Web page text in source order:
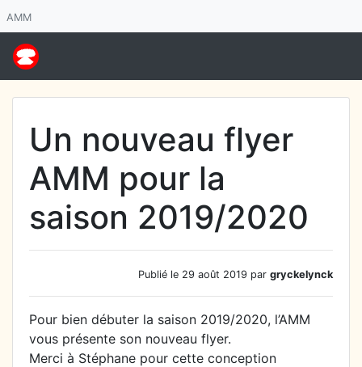
AMM
Un nouveau flyer
AMM pour la
saison 2019/2020
Publié le 29 août 2019 par gryckelynck
Pour bien débuter la saison 2019/2020, l’AMM
vous présente son nouveau flyer.
Merci à Stéphane pour cette conception